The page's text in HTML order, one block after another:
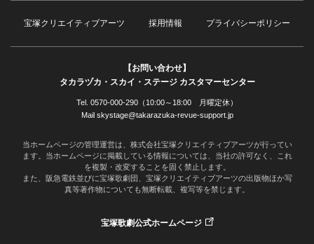
宝塚クリエイティブアーツ 採用情報 プライバシーポリシー
【お問い合わせ】
タカラヅカ・スカイ・ステージ カスタマーセンター
Tel. 0570-000-290（10:00～18:00 月曜定休）
Mail skystage@takarazuka-revue-support.jp
当ホームページの管理運営は、株式会社宝塚クリエイティブアーツが行ってい
ます。当ホームページに掲載している情報については、当社の許可なく、これ
を複製・改変することを固く禁止します。
また、阪急電鉄並びに宝塚歌劇団、宝塚クリエイティブアーツの出版物ほか写
真等著作物についても無断転載、複写等を禁じます。
宝塚歌劇公式ホームページ